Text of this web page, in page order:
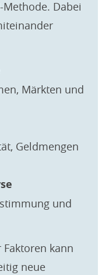
Dabei
Märkten und
Geldmengen
und
kann
neue